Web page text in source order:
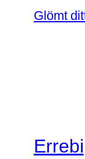
Glömt
Errebi